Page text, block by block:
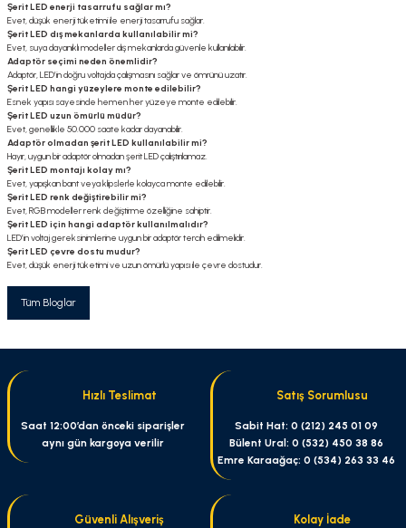
Şerit LED enerji tasarrufu sağlar mı?
Evet, düşük enerji tüketimi ile enerji tasarrufu sağlar.
Şerit LED dış mekanlarda kullanılabilir mi?
Evet, suya dayanıklı modeller dış mekanlarda güvenle kullanılabilir.
Adaptör seçimi neden önemlidir?
Adaptör, LED’in doğru voltajda çalışmasını sağlar ve ömrünü uzatır.
Şerit LED hangi yüzeylere monte edilebilir?
Esnek yapısı sayesinde hemen her yüzeye monte edilebilir.
Şerit LED uzun ömürlü müdür?
Evet, genellikle 50.000 saate kadar dayanabilir.
Adaptör olmadan şerit LED kullanılabilir mi?
Hayır, uygun bir adaptör olmadan şerit LED çalıştırılamaz.
Şerit LED montajı kolay mı?
Evet, yapışkan bant veya klipslerle kolayca monte edilebilir.
Şerit LED renk değiştirebilir mi?
Evet, RGB modeller renk değiştirme özelliğine sahiptir.
Şerit LED için hangi adaptör kullanılmalıdır?
LED’in voltaj gereksinimlerine uygun bir adaptör tercih edilmelidir.
Şerit LED çevre dostu mudur?
Evet, düşük enerji tüketimi ve uzun ömürlü yapısı ile çevre dostudur.
Tüm Bloglar
Hızlı Teslimat
Saat 12:00’dan önceki siparişler
aynı gün kargoya verilir
Satış Sorumlusu
Sabit Hat: 0 (212) 245 01 09
Bülent Ural: 0 (532) 450 38 86
Emre Karaağaç: 0 (534) 263 33 46
Güvenli Alışveriş Kolay İade